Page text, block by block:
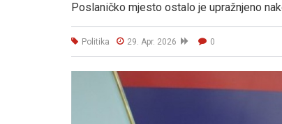
Poslaničko mjesto ostalo je upražnjeno
Politika 29. Apr. 2026 0